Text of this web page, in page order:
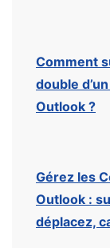
Comment
double
Outlook ?
Gérez les
Outlook :
déplacez,